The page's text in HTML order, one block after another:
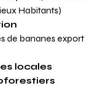
Habitants)
de bananes export
locales